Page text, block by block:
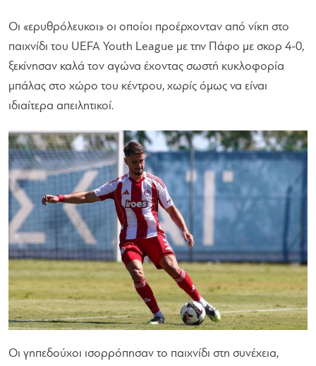
Οι «ερυθρόλευκοι» οι οποίοι προέρχονταν από νίκη στο
παιχνίδι του UEFA Youth League με την Πάφο με σκορ 4-0,
ξεκίνησαν καλά τον αγώνα έχοντας σωστή κυκλοφορία
μπάλας στο χώρο του κέντρου, χωρίς όμως να είναι
ιδιαίτερα απειλητικοί.
Οι γηπεδούχοι ισορρόπησαν το παιχνίδι στη συνέχεια,